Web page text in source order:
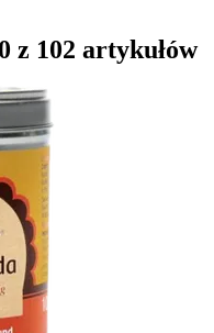
z 102 artykułów